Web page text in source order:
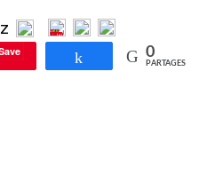
Partagez 0
PARTAGES